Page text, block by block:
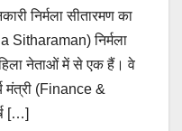
निर्मला सीतारमण का
Sitharaman) निर्मला
नेताओं में से एक हैं। वे
मंत्री (Finance &
[…]